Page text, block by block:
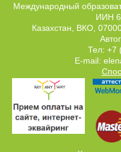
Международный
ИИН
Казахстан, ВКО,
Тел: +7
E-mail: